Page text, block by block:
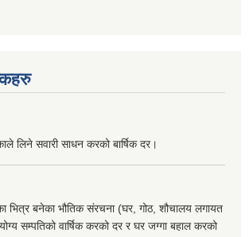
लिने सवारी साधन करको बार्षिक दर।
भित्र बनेका भौतिक संरचना (घर, गोठ, शौचालय लगायत
सम्पतिको वार्षिक करको दर र घर जग्गा बहाल करको